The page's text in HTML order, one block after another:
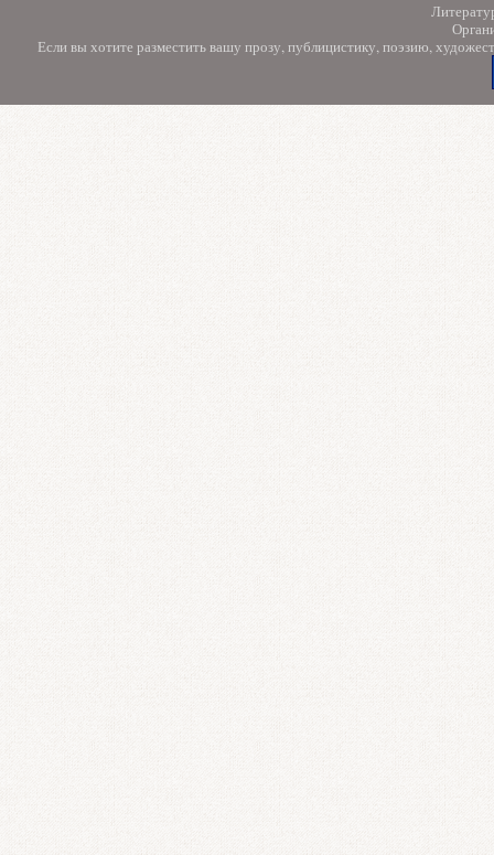
Если вы хотите разместить вашу прозу, публицистику, поэзию,